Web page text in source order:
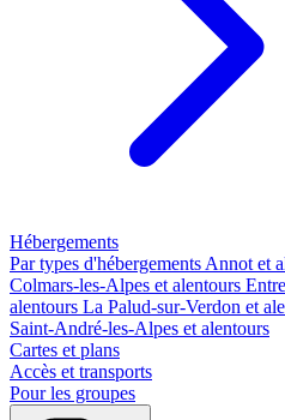
Hébergements
Par types d'hébergements Annot et
Colmars-les-Alpes et alentours
alentours La Palud-sur-Verdon et
Saint-André-les-Alpes et alentours
Cartes et plans
Accès et transports
Pour les groupes